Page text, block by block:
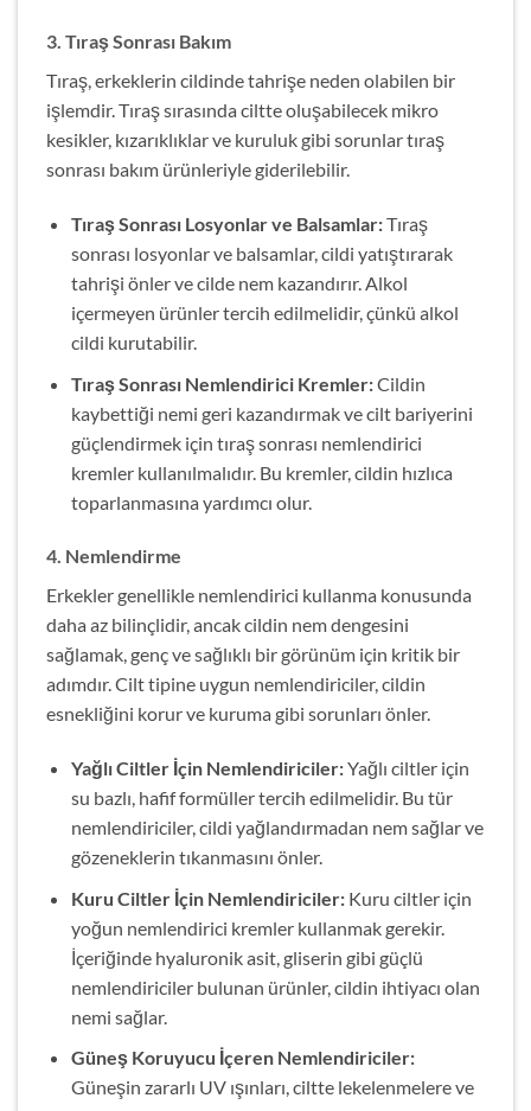
3. Tıraş Sonrası Bakım
Tıraş, erkeklerin cildinde tahrişe neden olabilen bir
işlemdir. Tıraş sırasında ciltte oluşabilecek mikro
kesikler, kızarıklıklar ve kuruluk gibi sorunlar tıraş
sonrası bakım ürünleriyle giderilebilir.
Tıraş Sonrası Losyonlar ve Balsamlar:Tıraş
sonrası losyonlar ve balsamlar, cildi yatıştırarak
tahrişi önler ve cilde nem kazandırır. Alkol
içermeyen ürünler tercih edilmelidir, çünkü alkol
cildi kurutabilir.
Tıraş Sonrası Nemlendirici Kremler:Cildin
kaybettiği nemi geri kazandırmak ve cilt bariyerini
güçlendirmek için tıraş sonrası nemlendirici
kremler kullanılmalıdır. Bu kremler, cildin hızlıca
toparlanmasına yardımcı olur.
4. Nemlendirme
Erkekler genellikle nemlendirici kullanma konusunda
daha az bilinçlidir, ancak cildin nem dengesini
sağlamak, genç ve sağlıklı bir görünüm için kritik bir
adımdır. Cilt tipine uygun nemlendiriciler, cildin
esnekliğini korur ve kuruma gibi sorunları önler.
Yağlı Ciltler İçin Nemlendiriciler:Yağlı ciltler için
su bazlı, hafif formüller tercih edilmelidir. Bu tür
nemlendiriciler, cildi yağlandırmadan nem sağlar ve
gözeneklerin tıkanmasını önler.
Kuru Ciltler İçin Nemlendiriciler:Kuru ciltler için
yoğun nemlendirici kremler kullanmak gerekir.
İçeriğinde hyaluronik asit, gliserin gibi güçlü
nemlendiriciler bulunan ürünler, cildin ihtiyacı olan
nemi sağlar.
Güneş Koruyucu İçeren Nemlendiriciler:
Güneşin zararlı UV ışınları, ciltte lekelenmelere ve